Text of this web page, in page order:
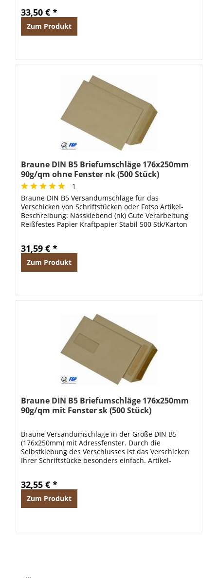
33,50 € *
Zum Produkt
Braune DIN B5 Briefumschläge 176x250mm
90g/qm ohne Fenster nk (500 Stück)
1
Braune DIN B5 Versandumschläge für das
Verschicken von Schriftstücken oder Fotso Artikel-
Beschreibung: Nassklebend (nk) Gute Verarbeitung
Reißfestes Papier Kraftpapier Stabil 500 Stk/Karton
31,59 € *
Zum Produkt
Braune DIN B5 Briefumschläge 176x250mm
90g/qm mit Fenster sk (500 Stück)
Braune Versandumschläge in der Größe DIN B5
(176x250mm) mit Adressfenster. Durch die
Selbstklebung des Verschlusses ist das Verschicken
Ihrer Schriftstücke besonders einfach. Artikel-
32,55 € *
Zum Produkt
...